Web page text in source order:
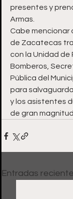
presentes y
Armas.
Cabe mencionar
de Zacatecas
con la Unidad de
Bomberos,
Pública del
para
y los asistentes
de gran magnitud.
Entradas